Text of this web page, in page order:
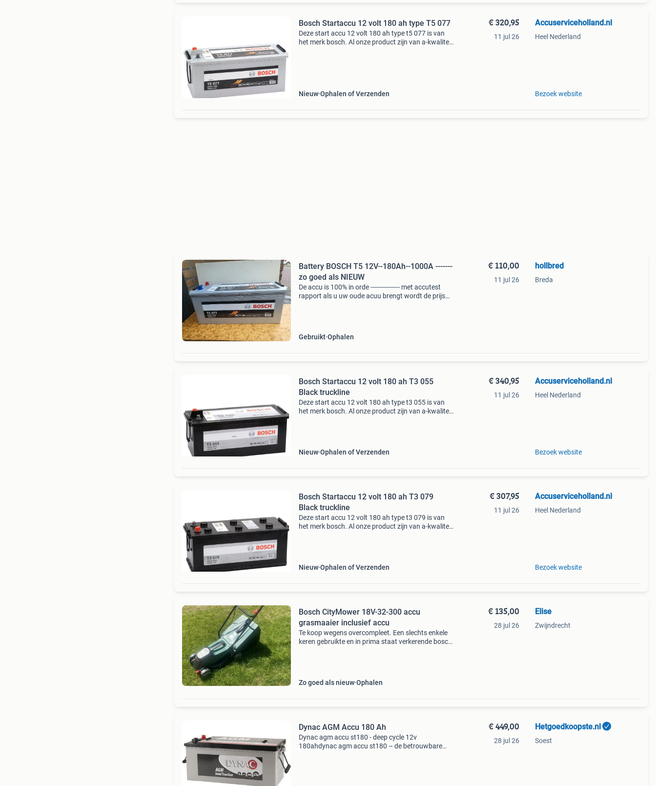
Bosch Startaccu 12 volt 180 ah type T5 077
Deze start accu 12 volt 180 ah type t5 077 is van
het merk bosch. Al onze product zijn van a-kwaliteit
Nieuw Ophalen of Verzenden
€ 320,95
11 jul 26
Accuserviceholland.nl
Heel Nederland
Bezoek website
Battery BOSCH T5 12V--180Ah--1000A -------
zo goed als NIEUW
De accu is 100% in orde --------------- met accutest
rapport als u uw oude acuu brengt wordt de prijs
Gebruikt Ophalen
€ 110,00
11 jul 26
hollbred
Breda
Bosch Startaccu 12 volt 180 ah T3 055
Black truckline
Deze start accu 12 volt 180 ah type t3 055 is van
het merk bosch. Al onze product zijn van a-kwaliteit
Nieuw Ophalen of Verzenden
€ 340,95
11 jul 26
Accuserviceholland.nl
Heel Nederland
Bezoek website
Bosch Startaccu 12 volt 180 ah T3 079
Black truckline
Deze start accu 12 volt 180 ah type t3 079 is van
het merk bosch. Al onze product zijn van a-kwaliteit
Nieuw Ophalen of Verzenden
€ 307,95
11 jul 26
Accuserviceholland.nl
Heel Nederland
Bezoek website
Bosch CityMower 18V-32-300 accu
grasmaaier inclusief accu
Te koop wegens overcompleet. Een slechts enkele
keren gebruikte en in prima staat verkerende bosch
Zo goed als nieuw Ophalen
€ 135,00
28 jul 26
Elise
Zwijndrecht
Dynac AGM Accu 180 Ah
Dynac agm accu st180 - deep cycle 12v
180ahdynac agm accu st180 – de betrouwbare
€ 449,00
28 jul 26
Hetgoedkoopste.nl
Soest